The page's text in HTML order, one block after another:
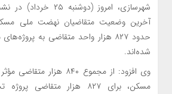
شهرسازی، امروز
آخرین وضعیت متقاضیان نهضت ملی
حدود ۸۲۷ هزار واحد متقاضی به
شده‌اند.
وی افزود: از مجموع ۸۴۰
مسکن، برای ۸۲۷ هزار